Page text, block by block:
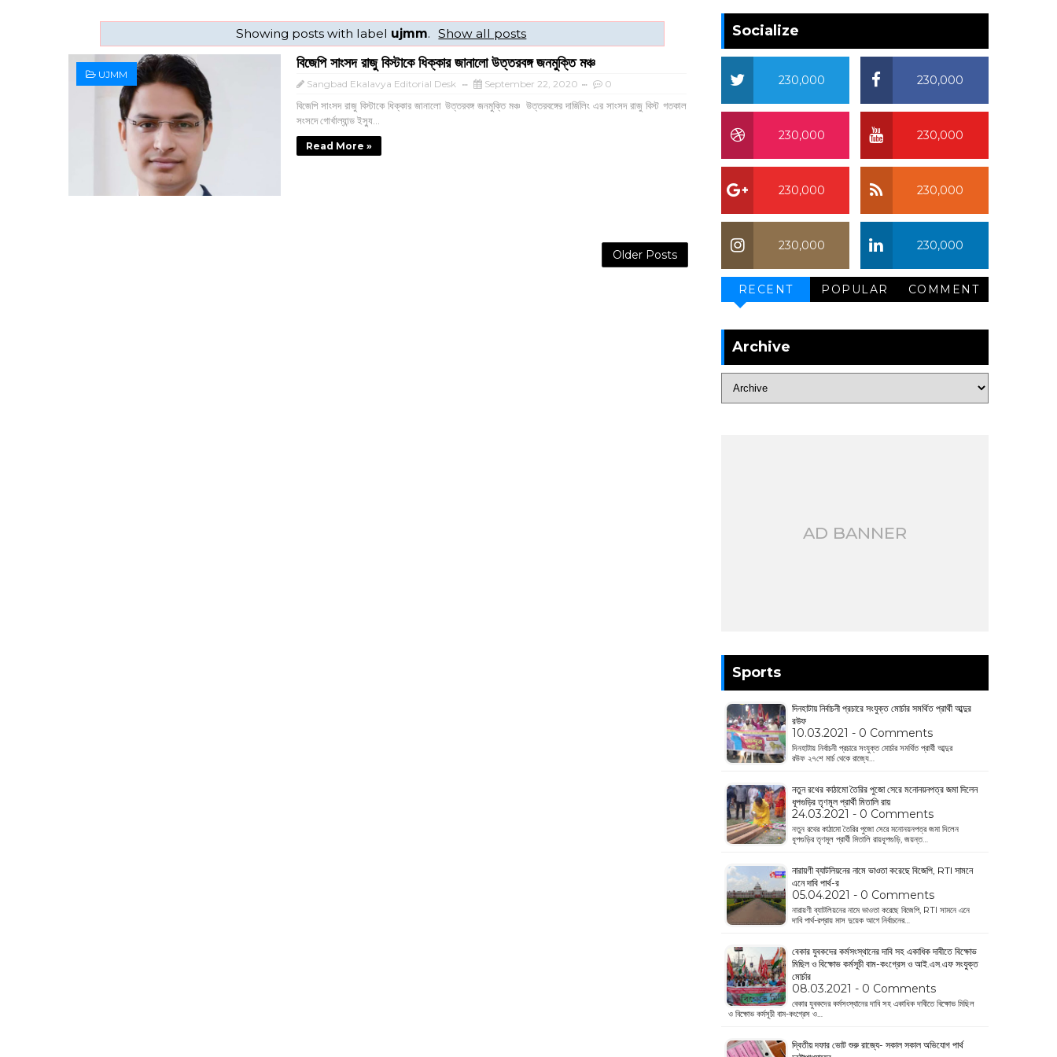
Showing posts with label ujmm. Show all posts
UJMM
বিজেপি সাংসদ রাজু বিস্টাকে ধিক্কার জানালো উত্তরবঙ্গ জনমুক্তি মঞ্চ
Sangbad Ekalavya Editorial Desk September 22, 2020 0
বিজেপি সাংসদ রাজু বিস্টাকে ধিক্কার জানালো উত্তরবঙ্গ জনমুক্তি মঞ্চ উত্তরবঙ্গের দার্জিলিং এর সাংসদ রাজু বিস্ট গতকাল
সংসদে গোর্খাল্যান্ড ইস্যু...
Read More »
Older Posts
Socialize
230,000
230,000
230,000
230,000
230,000
230,000
230,000
230,000
RECENT POPULAR COMMENT
Archive
AD BANNER
Sports
দিনহাটায় নির্বাচনী প্রচারে সংযুক্ত মোর্চার সমর্থিত প্রার্থী আব্দুর
রউফ
10.03.2021 - 0 Comments
দিনহাটায় নির্বাচনী প্রচারে সংযুক্ত মোর্চার সমর্থিত প্রার্থী আব্দুর
রউফ ২৭শে মার্চ থেকে রাজ্যে…
নতুন রথের কাঠামো তৈরির পুজো সেরে মনোনয়নপত্র জমা দিলেন
ধূপগুড়ির তৃণমূল প্রার্থী মিতালি রায়
24.03.2021 - 0 Comments
নতুন রথের কাঠামো তৈরির পুজো সেরে মনোনয়নপত্র জমা দিলেন
ধূপগুড়ির তৃণমূল প্রার্থী মিতালি রায়ধূপগুড়ি, জয়ন্ত…
নারায়ণী ব্যাটলিয়নের নামে ভাওতা করেছে বিজেপি, RTI সামনে
এনে দাবি পার্থ-র
05.04.2021 - 0 Comments
নারায়ণী ব্যাটলিয়নের নামে ভাওতা করেছে বিজেপি, RTI সামনে এনে
দাবি পার্থ-রপ্রায় মাস দুয়েক আগে নির্বাচনের…
বেকার যুবকদের কর্মসংস্থানের দাবি সহ একাধিক দাবীতে বিক্ষোভ
মিছিল ও বিক্ষোভ কর্মসূচী বাম-কংগ্রেস ও আই.এস.এফ সংযুক্ত
মোর্চার
08.03.2021 - 0 Comments
বেকার যুবকদের কর্মসংস্থানের দাবি সহ একাধিক দাবীতে বিক্ষোভ মিছিল
ও বিক্ষোভ কর্মসূচী বাম-কংগ্রেস ও…
দ্বিতীয় দফার ভোট শুরু রাজ্যে- সকাল সকাল অভিযোগ পার্থ